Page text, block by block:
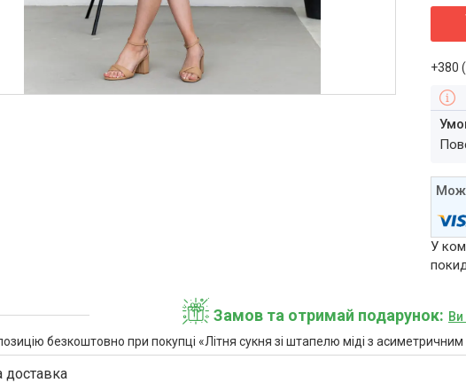
+380
У
Замов та отримай подарунок
безкоштовно при покупці «Літня сукня зі штапелю міді з